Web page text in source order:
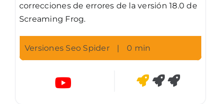
correcciones de errores de la versión 18.0 de
Screaming Frog.
Versiones Seo Spider | 0 min